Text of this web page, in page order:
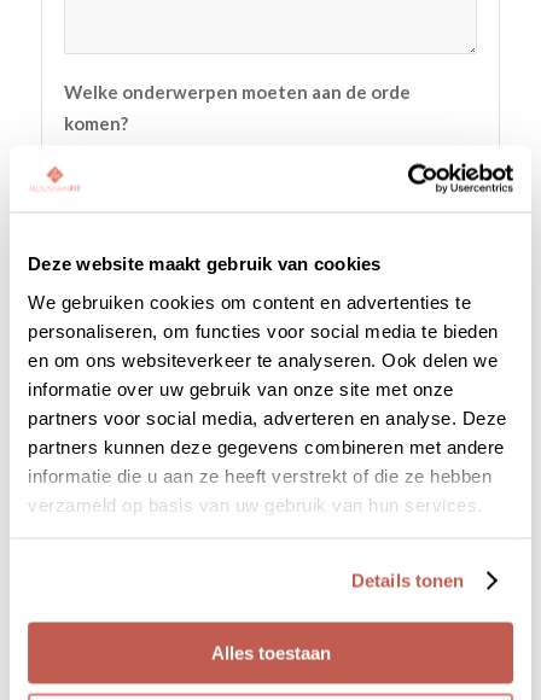
Deze website maakt gebruik van cookies
We gebruiken cookies om content en advertenties te
personaliseren, om functies voor social media te bieden
en om ons websiteverkeer te analyseren. Ook delen we
informatie over uw gebruik van onze site met onze
partners voor social media, adverteren en analyse. Deze
partners kunnen deze gegevens combineren met andere
informatie die u aan ze heeft verstrekt of die ze hebben
verzameld op basis van uw gebruik van hun services.
Details tonen
Alles toestaan
Welke onderwerpen moeten aan de orde
komen?
Wat wil je bereiken?